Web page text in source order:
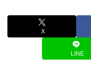
X
LINE